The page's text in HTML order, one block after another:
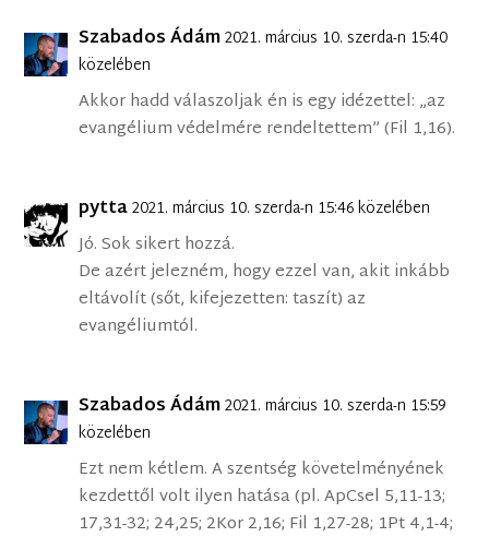
Szabados Ádám2021. március 10. szerda-n 15:40
közelében
Akkor hadd válaszoljak én is egy idézettel: „az
evangélium védelmére rendeltettem” (Fil 1,16).
pytta2021. március 10. szerda-n 15:46 közelében
Jó. Sok sikert hozzá.
De azért jelezném, hogy ezzel van, akit inkább
eltávolít (sőt, kifejezetten: taszít) az
evangéliumtól.
Szabados Ádám2021. március 10. szerda-n 15:59
közelében
Ezt nem kétlem. A szentség követelményének
kezdettől volt ilyen hatása (pl. ApCsel 5,11-13;
17,31-32; 24,25; 2Kor 2,16; Fil 1,27-28; 1Pt 4,1-4;